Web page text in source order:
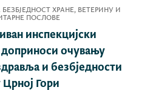
ХРАНЕ, ВЕТЕРИНУ И
ПОСЛОВЕ
инспекцијски
доприноси очувању
и безбједности
Црној Гори